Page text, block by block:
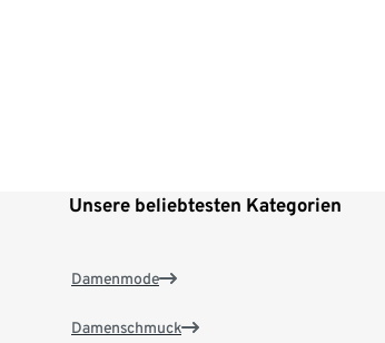
Unsere beliebtesten Kategorien
Damenmode
Damenschmuck